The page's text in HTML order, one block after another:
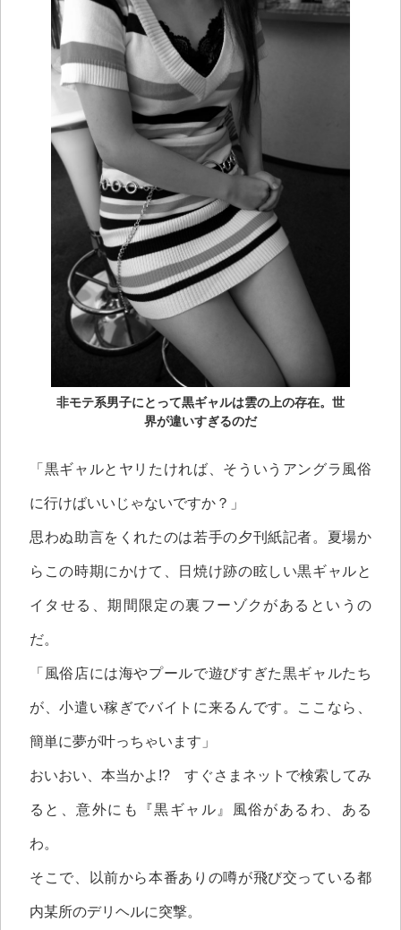
非モテ系男子にとって黒ギャルは雲の上の存在。世
界が違いすぎるのだ
「黒ギャルとヤリたければ、そういうアングラ風俗
に行けばいいじゃないですか？」
思わぬ助言をくれたのは若手の夕刊紙記者。夏場か
らこの時期にかけて、日焼け跡の眩しい黒ギャルと
イタせる、期間限定の裏フーゾクがあるというの
だ。
「風俗店には海やプールで遊びすぎた黒ギャルたち
が、小遣い稼ぎでバイトに来るんです。ここなら、
簡単に夢が叶っちゃいます」
おいおい、本当かよ!? すぐさまネットで検索してみ
ると、意外にも『黒ギャル』風俗があるわ、ある
わ。
そこで、以前から本番ありの噂が飛び交っている都
内某所のデリヘルに突撃。